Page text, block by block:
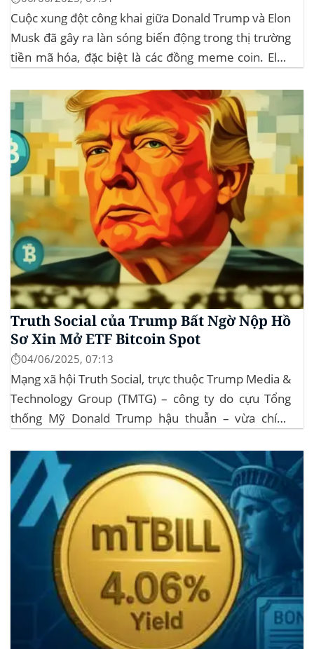
Cuộc xung đột công khai giữa Donald Trump và Elon
Musk đã gây ra làn sóng biến động trong thị trường
tiền mã hóa, đặc biệt là các đồng meme coin. Elon
Government Efficiency) và chỉ trích dự luật “Big
Beautiful Bill” của Trump,...
Truth Social của Trump Bất Ngờ Nộp Hồ
Sơ Xin Mở ETF Bitcoin Spot
⏱️04/06/2025, 07:13
Mạng xã hội Truth Social, trực thuộc Trump Media &
Technology Group (TMTG) – công ty do cựu Tổng
thống Mỹ Donald Trump hậu thuẫn – vừa chính
dịch Mỹ (SEC) để xin phê duyệt quỹ ETF Bitcoin...